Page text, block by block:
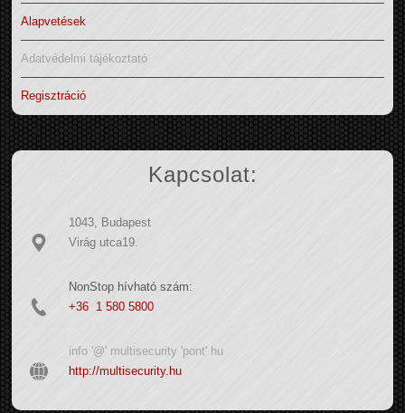
Alapvetések
Adatvédelmi tájékoztató
Regisztráció
Kapcsolat:
1043, Budapest
Virág utca19.
NonStop hívható szám:
+36 1 580 5800
info '@' multisecurity 'pont' hu
http://multisecurity.hu